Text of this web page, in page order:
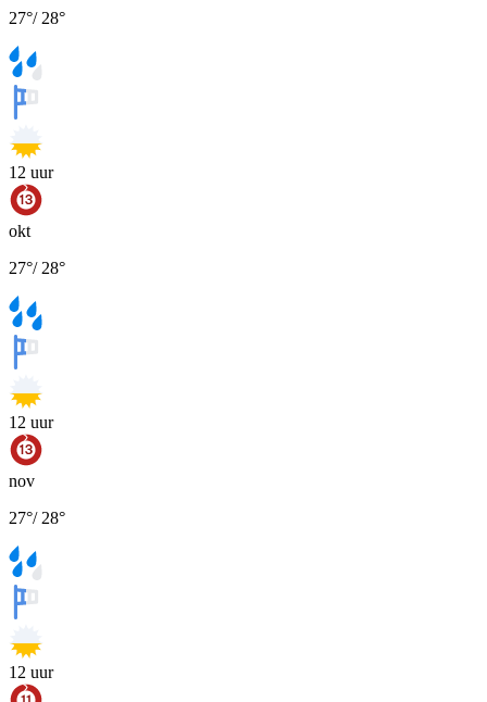
27°/ 28°
12 uur
okt
27°/ 28°
12 uur
nov
27°/ 28°
12 uur